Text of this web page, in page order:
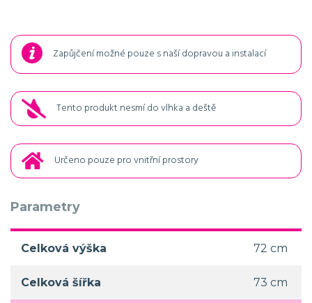
Zapůjčení možné pouze s naší dopravou a instalací
Tento produkt nesmí do vlhka a deště
Určeno pouze pro vnitřní prostory
Parametry
Celková výška 72 cm
Celková šířka 73 cm